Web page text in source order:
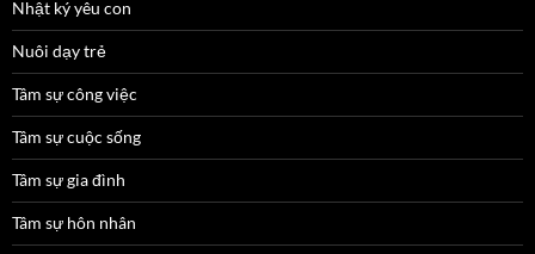
Nhật ký yêu con
Nuôi dạy trẻ
Tâm sự công việc
Tâm sự cuộc sống
Tâm sự gia đình
Tâm sự hôn nhân